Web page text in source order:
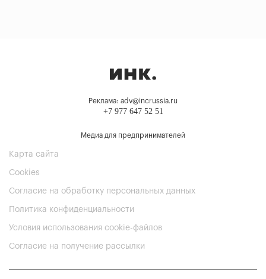
Реклама: adv@incrussia.ru
+7 977 647 52 51
Медиа для предпринимателей
Карта сайта
Cookies
Согласие на обработку персональных данных
Политика конфиденциальности
Условия использования cookie-файлов
Согласие на получение рассылки